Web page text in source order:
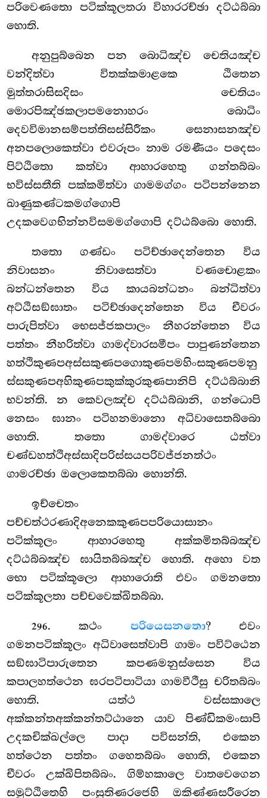
පරිවෙණතො පටික්කූලතරා විහාරරච්ඡා දට්ඨබ්බා
හොති.
අනුපුබ්බෙන පන බොධිඤ්ච චෙතියඤ්ච
වන්දිත්වා විතක්කමාළකෙ ඨිතෙන
මුත්තරාසිසදිසං චෙතියං
මොරපිඤ්ඡකලාපමනොහරං බොධිං
දෙවවිමානසම්පත්තිසස්සිරීකං සෙනාසනඤ්ච
අනපලොකෙත්වා එවරූපං නාම රමණීයං පදෙසං
පිට්ඨිතො කත්වා ආහාරහෙතු ගන්තබ්බං
භවිස්සතීති පක්කමිත්වා ගාමමග්ගං පටිපන්නෙන
ඛාණුකණ්ටකමග්ගොපි
උදකවෙගභින්නවිසමමග්ගොපි දට්ඨබ්බො හොති.
තතො ගණ්ඩං පටිච්ඡාදෙන්තෙන විය
නිවාසනං නිවාසෙත්වා වණචොළකං
බන්ධන්තෙන විය කායබන්ධනං බන්ධිත්වා
අට්ඨිසඞ්ඝාතං පටිච්ඡාදෙන්තෙන විය චීවරං
පාරුපිත්වා භෙසජ්ජකපාලං නීහරන්තෙන විය
පත්තං නීහරිත්වා ගාමද්වාරසමීපං පාපුණන්තෙන
හත්ථිකුණපඅස්සකුණපගොකුණපමහිංසකුණපමනු
ස්සකුණපඅහිකුණපකුක්කුරකුණපානිපි දට්ඨබ්බානි
භවන්ති. න කෙවලඤ්ච දට්ඨබ්බානි, ගන්ධොපි
නෙසං ඝානං පටිහනමානො අධිවාසෙතබ්බො
හොති. තතො ගාමද්වාරෙ ඨත්වා
චණ්ඩහත්ථිඅස්සාදිපරිස්සයපරිවජ්ජනත්ථං
ගාමරච්ඡා ඔලොකෙතබ්බා හොන්ති.
ඉච්චෙතං
පච්චත්ථරණාදිඅනෙකකුණපපරියොසානං
පටික්කූලං ආහාරහෙතු අක්කමිතබ්බඤ්ච
දට්ඨබ්බඤ්ච ඝායිතබ්බඤ්ච හොති. අහො වත
භො පටික්කූලො ආහාරොති එවං ගමනතො
පටික්කූලතා පච්චවෙක්ඛිතබ්බා.
296. කථං පරියෙසනතො? එවං
ගමනපටික්කූලං අධිවාසෙත්වාපි ගාමං පවිට්ඨෙන
සඞ්ඝාටිපාරුතෙන කපණමනුස්සෙන විය
කපාලහත්ථෙන ඝරපටිපාටියා ගාමවීථීසු චරිතබ්බං
හොති. යත්ථ වස්සකාලෙ
අක්කන්තඅක්කන්තට්ඨානෙ යාව පිණ්ඩිකමංසාපි
උදකචික්ඛල්ලෙ පාදා පවිසන්ති, එකෙන
හත්ථෙන පත්තං ගහෙතබ්බං හොති, එකෙන
චීවරං උක්ඛිපිතබ්බං. ගිම්හකාලෙ වාතවෙගෙන
සමුට්ඨිතෙහි පංසුතිණරජෙහි ඔකිණ්ණසරීරෙන